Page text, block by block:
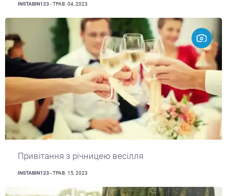
INSTABIN123 - ТРАВ. 04, 2023
Привітання з річницею весілля
INSTABIN123 - ТРАВ. 15, 2023